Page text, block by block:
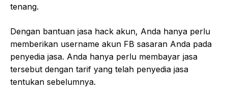
tenang.
Dengan bantuan jasa hack akun, Anda hanya perlu
memberikan username akun FB sasaran Anda pada
penyedia jasa. Anda hanya perlu membayar jasa
tersebut dengan tarif yang telah penyedia jasa
tentukan sebelumnya.